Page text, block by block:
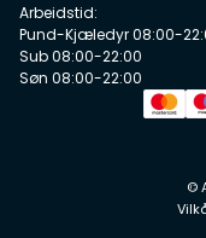
Arbeidstid:
Pund-Kjæledyr 08:00-
Sub 08:00-22:00
Søn 08:00-22:00
©